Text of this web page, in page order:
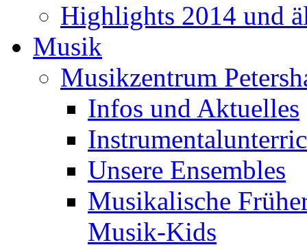
Highlights 2014 und
Musik
Musikzentrum
Infos und Aktuelles
Unsere Ensembles
Musikalische
Musik-Kids